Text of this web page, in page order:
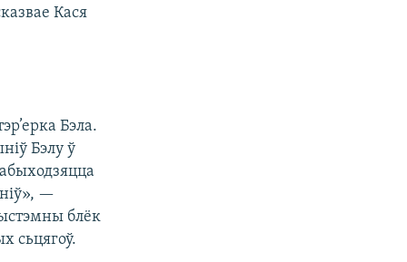
Кася
Бэла.
Бэлу ў
—
блёк
сьцягоў.